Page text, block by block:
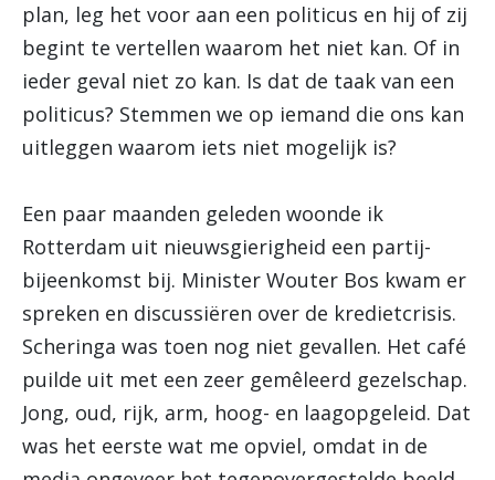
plan, leg het voor aan een politicus en hij of zij
begint te vertellen waarom het niet kan. Of in
ieder geval niet zo kan. Is dat de taak van een
politicus? Stemmen we op iemand die ons kan
uitleggen waarom iets niet mogelijk is?
Een paar maanden geleden woonde ik
Rotterdam uit nieuwsgierigheid een partij-
bijeenkomst bij. Minister Wouter Bos kwam er
spreken en discussiëren over de kredietcrisis.
Scheringa was toen nog niet gevallen. Het café
puilde uit met een zeer gemêleerd gezelschap.
Jong, oud, rijk, arm, hoog- en laagopgeleid. Dat
was het eerste wat me opviel, omdat in de